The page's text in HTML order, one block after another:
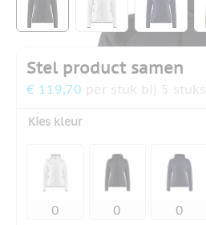
Stel product samen
€ 119,70 per stuk bij 5 stuks
Kies kleur